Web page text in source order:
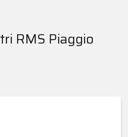
RMS Piaggio